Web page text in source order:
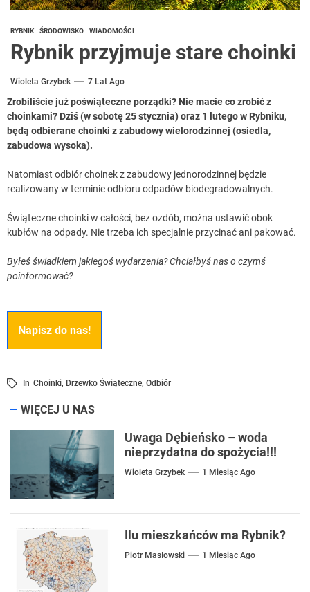
RYBNIK ŚRODOWISKO WIADOMOŚCI
Rybnik przyjmuje stare choinki
Wioleta Grzybek 7 Lat Ago
Zrobiliście już poświąteczne porządki? Nie macie co zrobić z
choinkami? Dziś (w sobotę 25 stycznia) oraz 1 lutego w Rybniku,
będą odbierane choinki z zabudowy wielorodzinnej (osiedla,
zabudowa wysoka).
Natomiast odbiór choinek z zabudowy jednorodzinnej będzie
realizowany w terminie odbioru odpadów biodegradowalnych.
Świąteczne choinki w całości, bez ozdób, można ustawić obok
kubłów na odpady. Nie trzeba ich specjalnie przycinać ani pakować.
Byłeś świadkiem jakiegoś wydarzenia? Chciałbyś nas o czymś
poinformować?
Napisz do nas!
In Choinki, Drzewko Świąteczne, Odbiór
WIĘCEJ U NAS
Uwaga Dębieńsko – woda
nieprzydatna do spożycia!!!
Wioleta Grzybek 1 Miesiąc Ago
Ilu mieszkańców ma Rybnik?
Piotr Masłowski 1 Miesiąc Ago